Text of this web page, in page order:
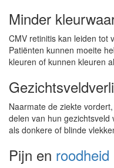
Minder
CMV retinitis kan leiden tot
Patiënten kunnen moeite
kleuren of kunnen kleuren
Naarmate de ziekte
delen van hun gezichtsveld
als donkere of blinde
Pijn en roodheid